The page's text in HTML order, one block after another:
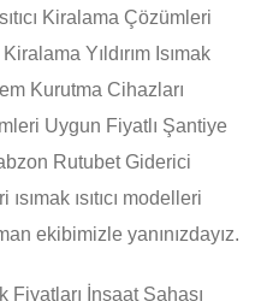
Kiralama Çözümleri
Yıldırım Isımak
Kurutma Cihazları
Uygun Fiyatlı Şantiye
Rutubet Giderici
ısıtıcı modelleri
ekibimizle yanınızdayız.
Fiyatları İnşaat Sahası